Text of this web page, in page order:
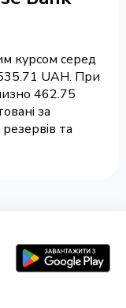
курсом серед
UAH. При
462.75
за
та